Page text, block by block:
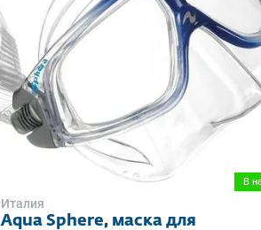
В
Италия
Aqua Sphere, маска для